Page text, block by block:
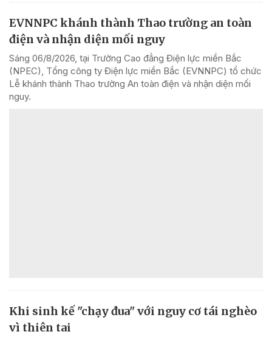
EVNNPC khánh thành Thao trường an toàn
điện và nhận diện mối nguy
Sáng 06/8/2026, tại Trường Cao đẳng Điện lực miền Bắc
(NPEC), Tổng công ty Điện lực miền Bắc (EVNNPC) tổ chức
Lễ khánh thành Thao trường An toàn điện và nhận diện mối
nguy.
Khi sinh kế "chạy đua" với nguy cơ tái nghèo
vì thiên tai